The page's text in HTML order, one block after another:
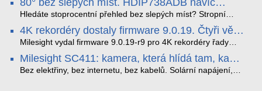
dopravních přestupků. Tento systém, poháněný
sofistikovanými algoritmy umělé inteligence (AI), je navržen
tak, aby poskytoval komplexní nástroje pro vymáhání
dopravních předpisů, zvyšoval bezpečnost na silnicích a
optimalizoval plynulost dopravy v moderních městech.
streamuje na YouTube – bez PC.
Hledáte stoprocentní přehled bez slepých míst? Stropní
panoramatická kamera HDIP738ADB skládá obraz ze dvou
4MP senzorů SONY do jednoho čistého 180° záběru bez
zkreslení. K tomu přidává AI detekci osob a vozidel,
YouTube – bez běžícího počítače.
4K rekordéry dostaly firmware 9.0.19. Čtyři věci,
které musíte vědět.
Milesight vydal firmware 9.0.19-r9 pro 4K rekordéry řady
které vám zjednoduší práci – a jedna z nich vám ušetří
spoustu zbytečných výjezdů k zákazníkům.
Milesight SC411: kamera, která hlídá tam, kam
kabel nedosáhne
Bez elektřiny, bez internetu, bez kabelů. Solární napájení,